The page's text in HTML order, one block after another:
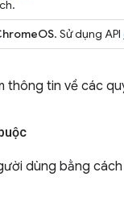
. Sử dụng API
thông tin về các
dùng bằng